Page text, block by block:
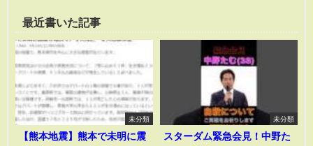
最近書いた記事
未分類
【熊本地震】熊本で未明に震
未分類
スターダム緊急会見！中野た